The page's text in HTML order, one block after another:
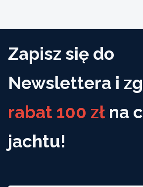
Zapisz się do
Newslettera i
rabat 100 zł na
jachtu!